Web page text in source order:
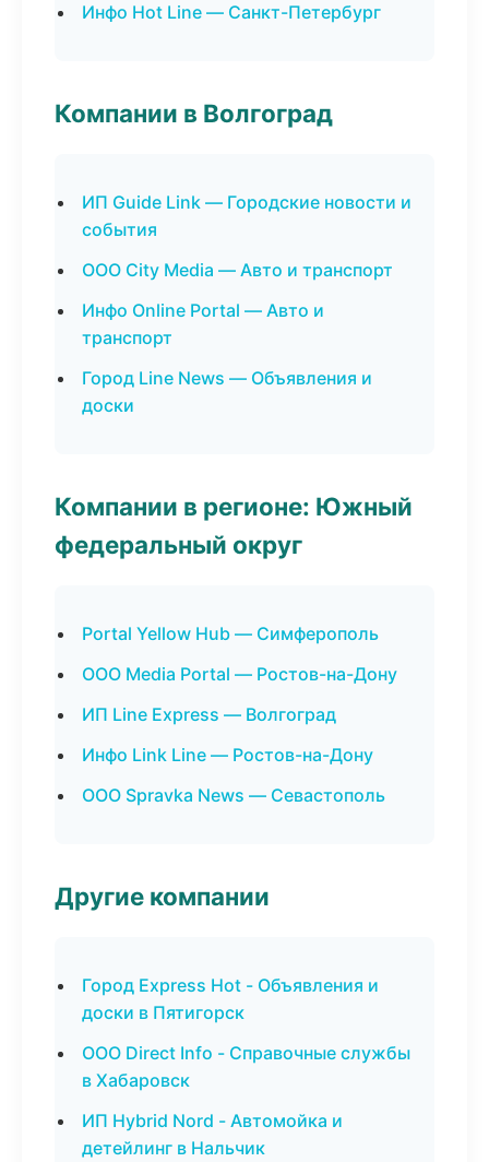
Инфо Hot Line — Санкт-Петербург
Компании в Волгоград
ИП Guide Link — Городские новости и
события
ООО City Media — Авто и транспорт
Инфо Online Portal — Авто и
транспорт
Город Line News — Объявления и
доски
Компании в регионе: Южный
федеральный округ
Portal Yellow Hub — Симферополь
ООО Media Portal — Ростов-на-Дону
ИП Line Express — Волгоград
Инфо Link Line — Ростов-на-Дону
ООО Spravka News — Севастополь
Другие компании
Город Express Hot - Объявления и
доски в Пятигорск
ООО Direct Info - Справочные службы
в Хабаровск
ИП Hybrid Nord - Автомойка и
детейлинг в Нальчик